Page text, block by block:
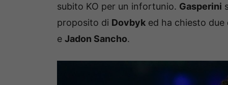
subito KO per un infortunio. Gasperini
proposito di Dovbyk ed ha chiesto
e Jadon Sancho.